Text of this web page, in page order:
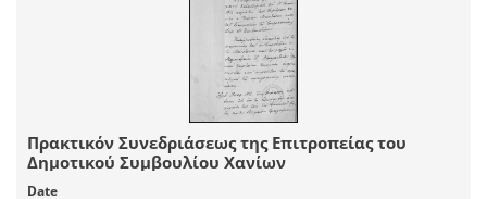
Πρακτικόν Συνεδριάσεως της Επιτροπείας του
Δημοτικού Συμβουλίου Χανίων
Date